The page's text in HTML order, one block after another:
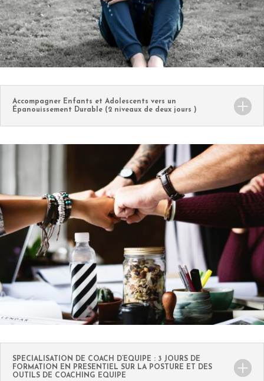
Accompagner Enfants et Adolescents vers un
Épanouissement Durable (2 niveaux de deux jours )
SPECIALISATION DE COACH D’EQUIPE : 3 JOURS DE
FORMATION EN PRESENTIEL SUR LA POSTURE ET DES
OUTILS DE COACHING EQUIPE